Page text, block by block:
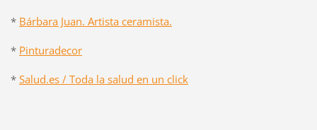
* Bárbara Juan. Artista ceramista.
* Pinturadecor
* Salud.es / Toda la salud en un click